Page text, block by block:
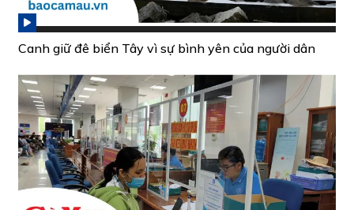
Canh giữ đê biển Tây vì sự bình yên của người dân